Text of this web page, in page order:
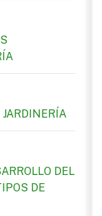
DEL
DE